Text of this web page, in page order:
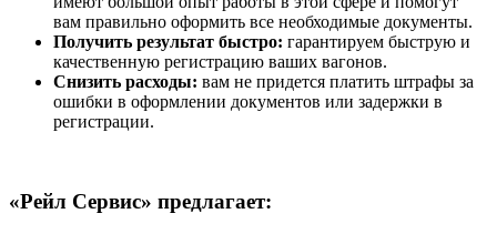
вам правильно оформить все необходимые документы.
Получить результат быстро: гарантируем быструю и
качественную регистрацию ваших вагонов.
Снизить расходы: вам не придется платить штрафы за
ошибки в оформлении документов или задержки в
регистрации.
«Рейл Сервис» предлагает: